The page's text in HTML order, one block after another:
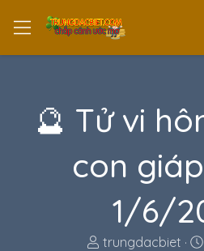
🔮 Tử vi
con
1/6/
T
trungdacbiet